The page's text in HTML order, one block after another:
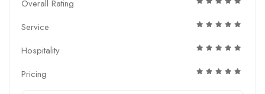
Overall Rating
Service
Hospitality
Pricing